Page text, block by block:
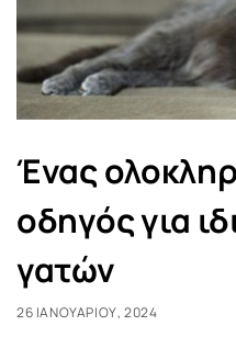
Ένας
οδηγός για
γατών
26 ΙΑΝΟΥΑΡΊΟΥ, 2024